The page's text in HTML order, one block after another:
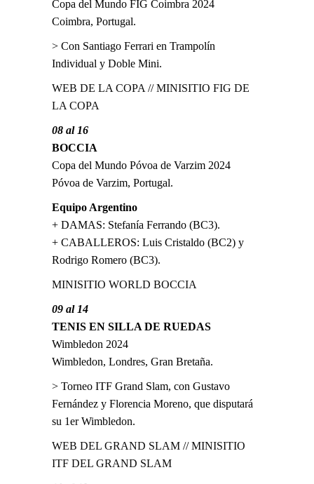
Copa del Mundo FIG Coimbra 2024
Coimbra, Portugal.
> Con Santiago Ferrari en Trampolín
Individual y Doble Mini.
WEB DE LA COPA //MINISITIO FIG DE
LA COPA
08 al 16
BOCCIA
Copa del Mundo Póvoa de Varzim 2024
Póvoa de Varzim, Portugal.
Equipo Argentino
+ DAMAS: Stefanía Ferrando (BC3).
+ CABALLEROS: Luis Cristaldo (BC2) y
Rodrigo Romero (BC3).
MINISITIO WORLD BOCCIA
09 al 14
TENIS EN SILLA DE RUEDAS
Wimbledon 2024
Wimbledon, Londres, Gran Bretaña.
> Torneo ITF Grand Slam, con Gustavo
Fernández y Florencia Moreno, que disputará
su 1er Wimbledon.
WEB DEL GRAND SLAM //MINISITIO
ITF DEL GRAND SLAM